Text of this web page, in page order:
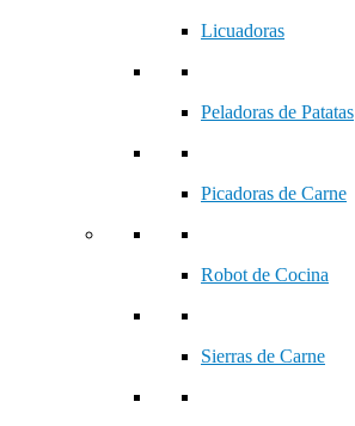
Licuadoras
Peladoras de Patatas
Picadoras de Carne
Robot de Cocina
Sierras de Carne